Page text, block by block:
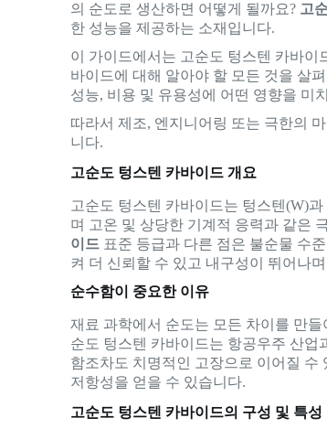
의 순도로 생산하면 어떻게 될까요? 고
한 성능을 제공하는 소재입니다.
이 가이드에서는 고순도 텅스텐 카바이
바이드에 대해 알아야 할 모든 것을 살
성능, 비용 및 유용성에 어떤 영향을 미
따라서 제조, 엔지니어링 또는 극한의
니다.
고순도 텅스텐 카바이드 개요
고순도 텅스텐 카바이드는 텅스텐(W)
며 고온 및 상당한 기계적 응력과 같은
이드 표준 등급과 다른 점은 불순물 수
켜 더 신뢰할 수 있고 내구성이 뛰어나
순수함이 중요한 이유
재료 과학에서 순도는 모든 차이를 만
순도 텅스텐 카바이드는 항공우주 산업
함조차도 치명적인 고장으로 이어질 수
저항성을 얻을 수 있습니다.
고순도 텅스텐 카바이드의 구성 및 특성